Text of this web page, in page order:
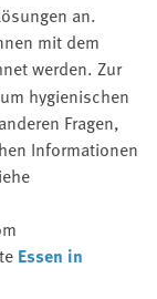
an.
mit dem
werden. Zur
hygienischen
Fragen,
Informationen
Essen in